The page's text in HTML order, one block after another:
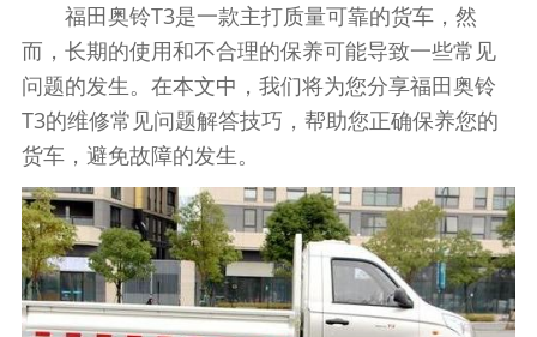
福田奥铃T3是一款主打质量可靠的货车，然
而，长期的使用和不合理的保养可能导致一些常见
问题的发生。在本文中，我们将为您分享福田奥铃
T3的维修常见问题解答技巧，帮助您正确保养您的
货车，避免故障的发生。